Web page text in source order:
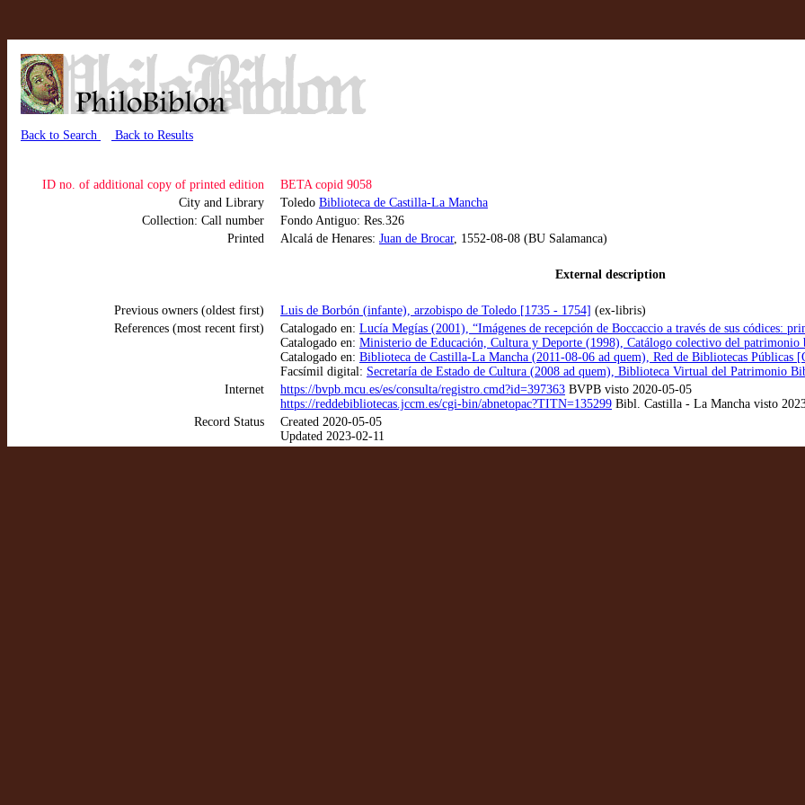
Back to Search Back to Results
ID no. of additional copy of printed edition
BETA copid 9058
City and Library
Toledo Biblioteca de Castilla-La Mancha
Collection: Call number
Fondo Antiguo: Res.326
Printed
Alcalá de Henares: Juan de Brocar, 1552-08-08 (BU Salamanca)
External description
Previous owners (oldest first) Luis de Borbón (infante), arzobispo de Toledo [1735 - 1754] (ex-libris)
References (most recent first)
Catalogado en: Lucía Megías (2001), “Imágenes de recepción de Boccaccio a través de sus códices:
Catalogado en: Ministerio de Educación, Cultura y Deporte (1998), Catálogo colectivo del
Catalogado en: Biblioteca de Castilla-La Mancha (2011-08-06 ad quem), Red de Bibliotecas Públicas
Facsímil digital: Secretaría de Estado de Cultura (2008 ad quem), Biblioteca Virtual del Patrimonio
Internet
https://bvpb.mcu.es/es/consulta/registro.cmd?id=397363 BVPB visto 2020-05-05
https://reddebibliotecas.jccm.es/cgi-bin/abnetopac?TITN=135299 Bibl. Castilla - La Mancha visto
Record Status
Created 2020-05-05
Updated 2023-02-11